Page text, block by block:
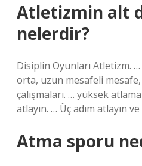
Atletizmin alt
nelerdir?
Disiplin Oyunları Atletizm. …
orta, uzun mesafeli
çalışmaları. … yüksek
atlayın. … Üç adım atlayın
Atma sporu